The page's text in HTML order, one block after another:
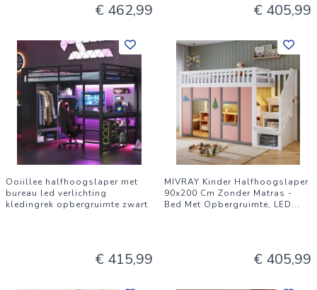
€ 462,99 € 405,99
Ooiillee halfhoogslaper met
bureau led verlichting
kledingrek opbergruimte zwart
€ 415,99
MIVRAY Kinder Halfhoogslaper
90x200 Cm Zonder Matras -
Bed Met Opbergruimte, LED...
€ 405,99